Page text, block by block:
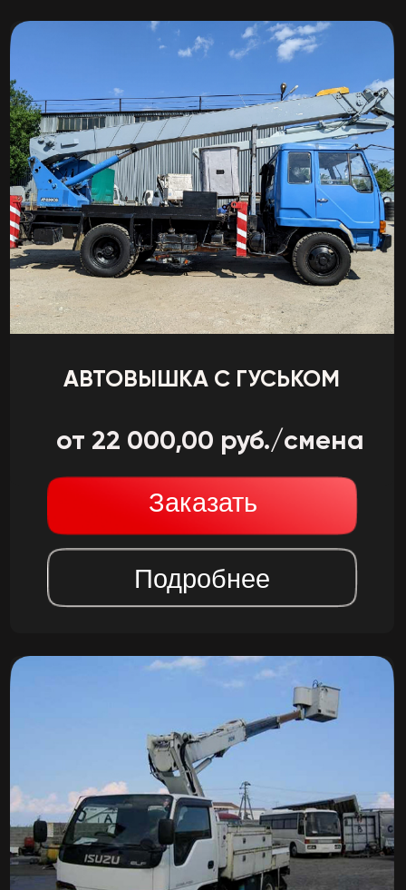
Где применяются автовышки?
Автовышка – это специальное
транспортное средство, на котором
установлена гидравлическая система с
подъемной платформой или люлькой. С
помощью спецтехники можно подняться
на нужную высоту и безопасно
клининговые работы. Аренда
автовышки – это удобный и выгодный
Автовышки широко используются в
различных, где требуется доставка
людей или грузов на высоту. Одним из
основных направлений является
строительство и ремонт зданий и
Заказать
АВТОВЫШКА 16 МЕТРОВ
от 18 000,00 руб./смена